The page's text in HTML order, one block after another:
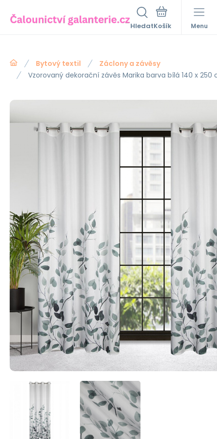
Hledat Menu
Bytový textil
Záclony a závěsy
Vzorovaný dekorační závěs Marika barva bílá 140 x 250